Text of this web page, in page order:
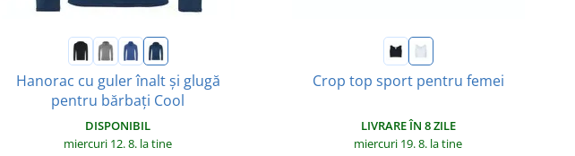
Hanorac cu guler înalt și glugă
pentru bărbați Cool
DISPONIBIL
miercuri 12. 8. la tine
Crop top sport pentru femei
LIVRARE ÎN 8 ZILE
miercuri 19. 8. la tine